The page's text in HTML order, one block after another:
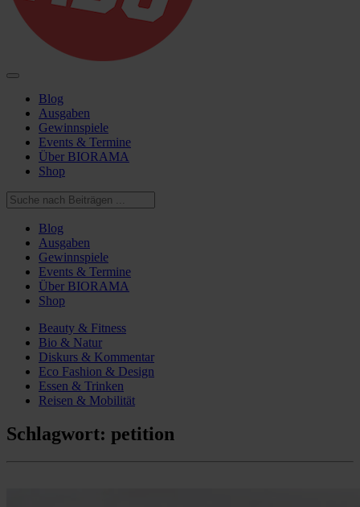
Blog
Ausgaben
Gewinnspiele
Events & Termine
Über BIORAMA
Shop
Blog
Ausgaben
Gewinnspiele
Events & Termine
Über BIORAMA
Shop
Beauty & Fitness
Bio & Natur
Diskurs & Kommentar
Eco Fashion & Design
Essen & Trinken
Reisen & Mobilität
Schlagwort: petition